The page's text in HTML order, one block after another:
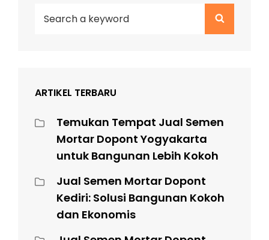
Search
ARTIKEL TERBARU
Temukan Tempat Jual Semen
Mortar Dopont Yogyakarta
untuk Bangunan Lebih Kokoh
Jual Semen Mortar Dopont
Kediri: Solusi Bangunan Kokoh
dan Ekonomis